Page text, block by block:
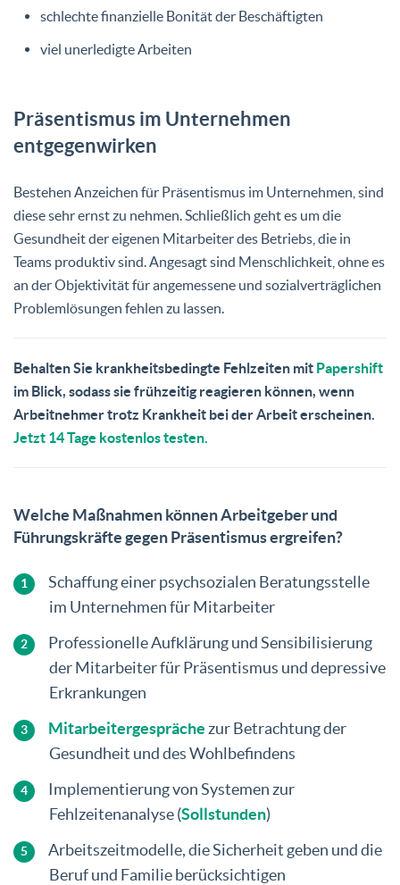
schlechte finanzielle Bonität der Beschäftigten
viel unerledigte Arbeiten
Präsentismus im Unternehmen
entgegenwirken
Bestehen Anzeichen für Präsentismus im Unternehmen, sind
diese sehr ernst zu nehmen. Schließlich geht es um die
Gesundheit der eigenen Mitarbeiter des Betriebs, die in
Teams produktiv sind. Angesagt sind Menschlichkeit, ohne es
an der Objektivität für angemessene und sozialverträglichen
Problemlösungen fehlen zu lassen.
Behalten Sie krankheitsbedingte Fehlzeiten mit Papershift
im Blick, sodass sie frühzeitig reagieren können, wenn
Arbeitnehmer trotz Krankheit bei der Arbeit erscheinen.
Jetzt 14 Tage kostenlos testen.
Welche Maßnahmen können Arbeitgeber und
Führungskräfte gegen Präsentismus ergreifen?
Schaffung einer psychsozialen Beratungsstelle
im Unternehmen für Mitarbeiter
Professionelle Aufklärung und Sensibilisierung
der Mitarbeiter für Präsentismus und depressive
Erkrankungen
Mitarbeitergespräche zur Betrachtung der
Gesundheit und des Wohlbefindens
Implementierung von Systemen zur
Fehlzeitenanalyse (Sollstunden)
Arbeitszeitmodelle, die Sicherheit geben und die
Beruf und Familie berücksichtigen